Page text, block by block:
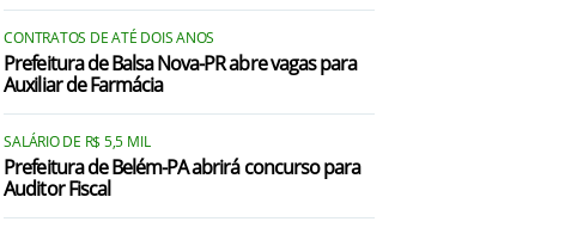
CONTRATOS DE ATÉ DOIS ANOS
Prefeitura de Balsa Nova-PR abre vagas para
Auxiliar de Farmácia
SALÁRIO DE R$ 5,5 MIL
Prefeitura de Belém-PA abrirá concurso para
Auditor Fiscal